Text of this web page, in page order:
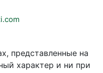
представленные на
характер и ни при